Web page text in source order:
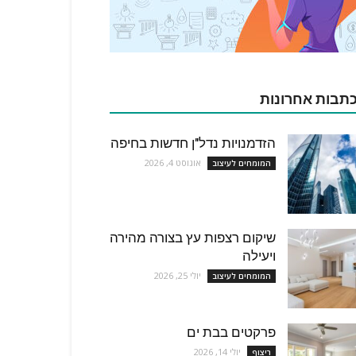
אחרונות
הזדמנויות נדל"ן חדשות בחיפה
המומחים לעיצוב אוגוסט 4, 2026
שיקום רצפות עץ בצורה מהירה
ויעילה
המומחים לעיצוב יולי 25, 2026
פרקטים בבת ים
ריצוף יולי 14, 2026